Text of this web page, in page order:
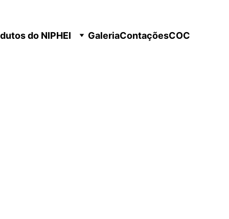
do NIPHEI GaleriaContaçõesCOC